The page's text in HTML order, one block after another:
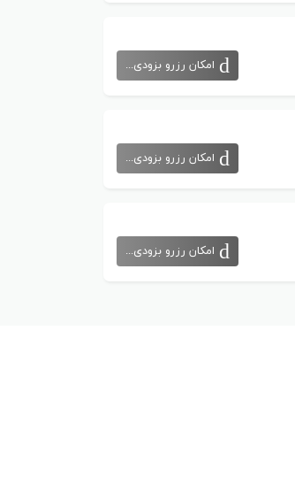
امکان رزرو بزودی...
امکان رزرو بزودی...
امکان رزرو بزودی...